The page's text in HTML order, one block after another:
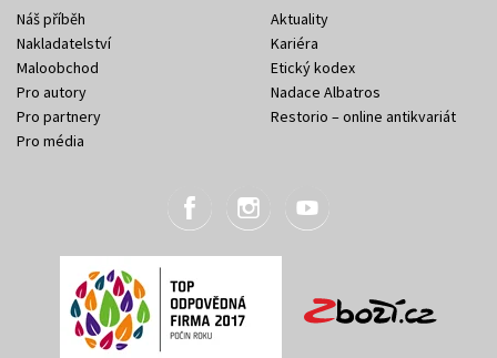
Náš příběh
Nakladatelství
Maloobchod
Pro autory
Pro partnery
Pro média
Aktuality
Kariéra
Etický kodex
Nadace Albatros
Restorio – online antikvariát